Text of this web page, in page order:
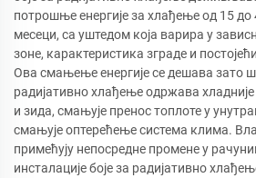
потрошње енергије за хлађење од 15
месеци, са уштедом која варира у
зоне, карактеристика зграде и
Ова смањење енергије се дешава зато
радијативно хлађење одржава
и зида, смањује пренос топлоте у
смањује оптерећење система клима.
примећују непосредне промене у
инсталације боје за радијативно